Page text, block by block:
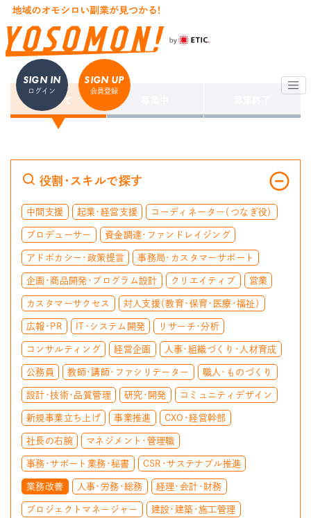
SIGN IN
ログイン
SIGN UP
会員登録
すべて
役割・スキルで探す
中間支援 起業・経営支援 コーディネーター（つなぎ役）
プロデューサー 資金調達・ファンドレイジング
アドボカシー・政策提言 事務局・カスタマーサポート
企画・商品開発・プログラム設計 クリエイティブ 営業
カスタマーサクセス 対人支援（教育・保育・医療・福祉）
広報・PR IT・システム開発 リサーチ・分析
コンサルティング 経営企画 人事・組織づくり・人材育成
公務員 教師・講師・ファシリテーター 職人・ものづくり
設計・技術・品質管理 研究・開発 コミュニティデザイン
新規事業立ち上げ 事業推進 CXO・経営幹部
社長の右腕 マネジメント・管理職
事務・サポート業務・秘書 CSR・サステナブル推進
業務改善 人事・労務・総務 経理・会計・財務
プロジェクトマネージャー 建設・建築・施工管理